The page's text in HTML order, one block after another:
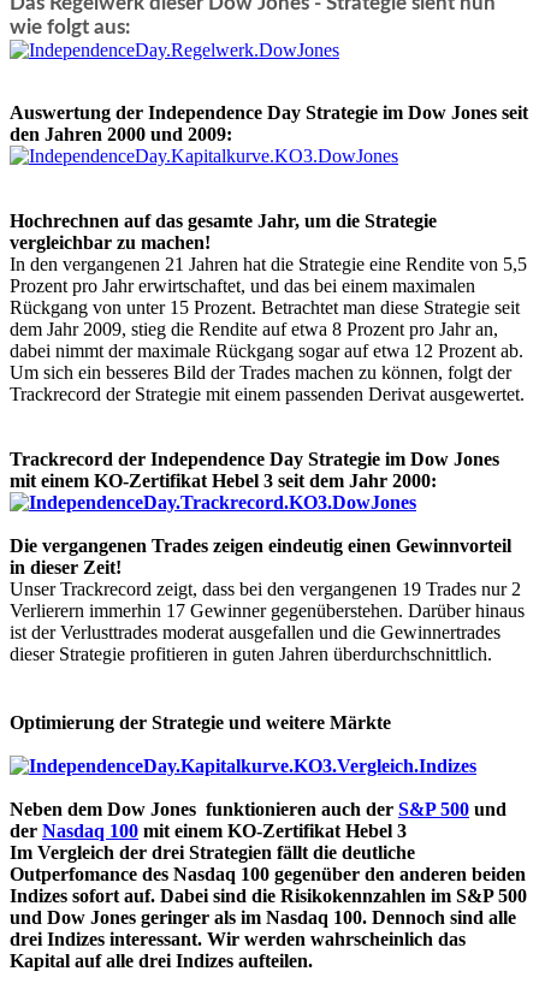
wie folgt aus:
Auswertung der Independence Day Strategie im Dow Jones seit
den Jahren 2000 und 2009:
Hochrechnen auf das gesamte Jahr, um die Strategie
vergleichbar zu machen!
In den vergangenen 21 Jahren hat die Strategie eine Rendite von 5,5
Prozent pro Jahr erwirtschaftet, und das bei einem maximalen
Rückgang von unter 15 Prozent. Betrachtet man diese Strategie seit
dem Jahr 2009, stieg die Rendite auf etwa 8 Prozent pro Jahr an,
dabei nimmt der maximale Rückgang sogar auf etwa 12 Prozent ab.
Um sich ein besseres Bild der Trades machen zu können, folgt der
Trackrecord der Strategie mit einem passenden Derivat ausgewertet.
Trackrecord der Independence Day Strategie im Dow Jones
mit einem KO-Zertifikat Hebel 3 seit dem Jahr 2000:
Die vergangenen Trades zeigen eindeutig einen Gewinnvorteil
in dieser Zeit!
Unser Trackrecord zeigt, dass bei den vergangenen 19 Trades nur 2
Verlierern immerhin 17 Gewinner gegenüberstehen. Darüber hinaus
ist der Verlusttrades moderat ausgefallen und die Gewinnertrades
dieser Strategie profitieren in guten Jahren überdurchschnittlich.
Optimierung der Strategie und weitere Märkte
Neben dem Dow Jones funktionieren auch der S&P 500 und
der Nasdaq 100 mit einem KO-Zertifikat Hebel 3
Im Vergleich der drei Strategien fällt die deutliche
Outperfomance des Nasdaq 100 gegenüber den anderen beiden
Indizes sofort auf. Dabei sind die Risikokennzahlen im S&P 500
und Dow Jones geringer als im Nasdaq 100. Dennoch sind alle
drei Indizes interessant. Wir werden wahrscheinlich das
Kapital auf alle drei Indizes aufteilen.